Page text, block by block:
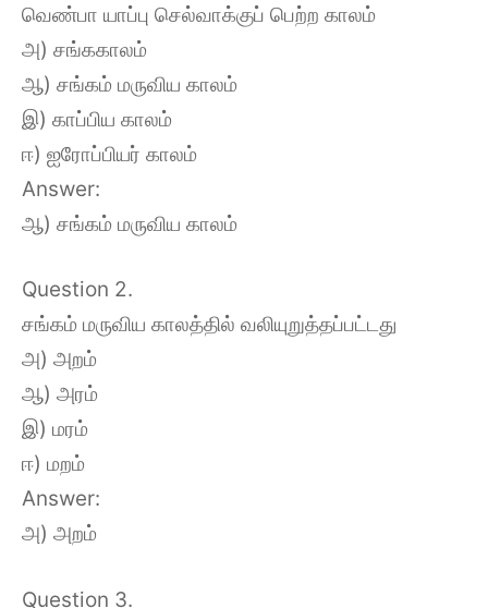
வெண்பா யாப்பு செல்வாக்குப் பெற்ற காலம்
அ) சங்ககாலம்
ஆ) சங்கம் மருவிய காலம்
இ) காப்பிய காலம்
ஈ) ஐரோப்பியர் காலம்
Answer:
ஆ) சங்கம் மருவிய காலம்
Question 2.
சங்கம் மருவிய காலத்தில் வலியுறுத்தப்பட்டது
அ) அறம்
ஆ) அரம்
இ) மரம்
ஈ) மறம்
Answer:
அ) அறம்
Question 3.